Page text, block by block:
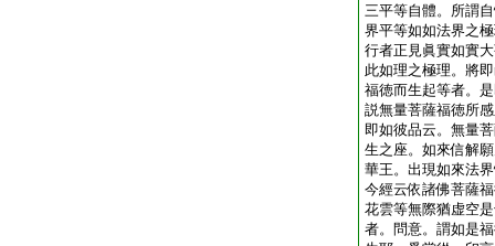
三平等自體。所謂
界平等如如法界之
行者正見眞實如實
此如理之極理。將
福徳而生起等者。
説無量菩薩福徳所
即如彼品云。無量
生之座。如來信解
華王。出現如來法
今經云依諸佛菩薩
花雲等無際猶虚空
者。問意。謂如是